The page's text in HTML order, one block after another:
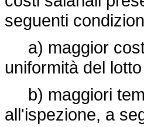
seguenti
a) maggior
uniformità del
b) maggiori
all'ispezione, a